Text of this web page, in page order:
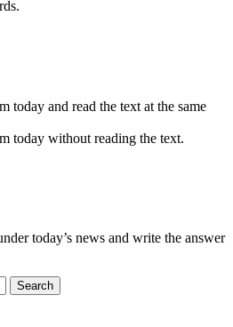
today and read the text at the same
today without reading the text.
today’s news and write the answer